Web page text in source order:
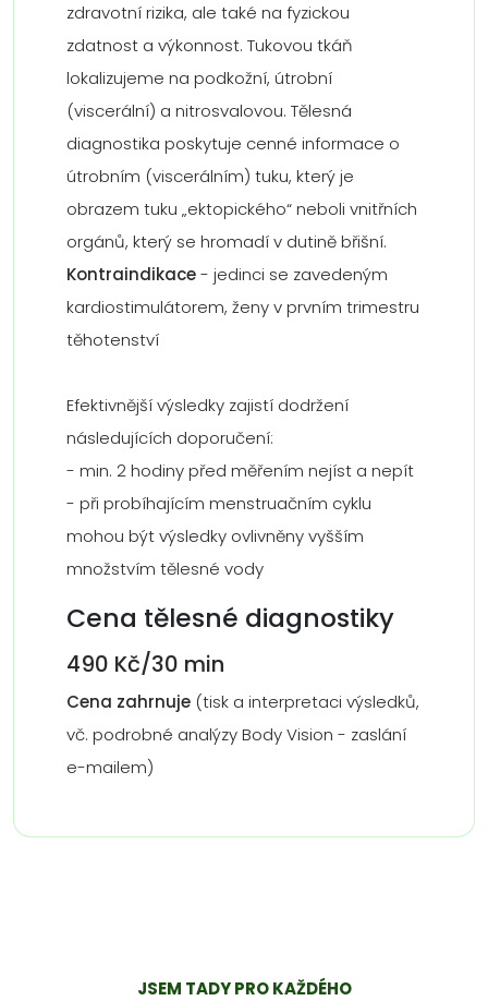
zdravotní rizika, ale také na fyzickou
zdatnost a výkonnost. Tukovou tkáň
lokalizujeme na podkožní, útrobní
(viscerální) a nitrosvalovou. Tělesná
diagnostika poskytuje cenné informace o
útrobním (viscerálním) tuku, který je
obrazem tuku „ektopického“ neboli vnitřních
orgánů, který se hromadí v dutině břišní.
Kontraindikace- jedinci se zavedeným
kardiostimulátorem, ženy v prvním trimestru
těhotenství
Efektivnější výsledky zajistí dodržení
následujících doporučení:
- min. 2 hodiny před měřením nejíst a nepít
- při probíhajícím menstruačním cyklu
mohou být výsledky ovlivněny vyšším
množstvím tělesné vody
Cena tělesné diagnostiky
490 Kč/30 min
Cena zahrnuje (tisk a interpretaci výsledků,
vč. podrobné analýzy Body Vision - zaslání
e-mailem)
JSEM TADY PRO KAŽDÉHO